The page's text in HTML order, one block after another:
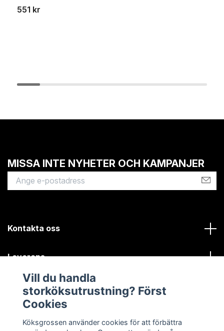
551 kr
MISSA INTE NYHETER OCH KAMPANJER
Kontakta oss
Leverans
Kundinformation
Vill du handla
storköksutrustning? Först
Cookies
Köksgrossen använder cookies för att förbättra